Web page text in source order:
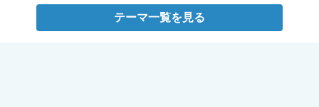
テーマ一覧を見る